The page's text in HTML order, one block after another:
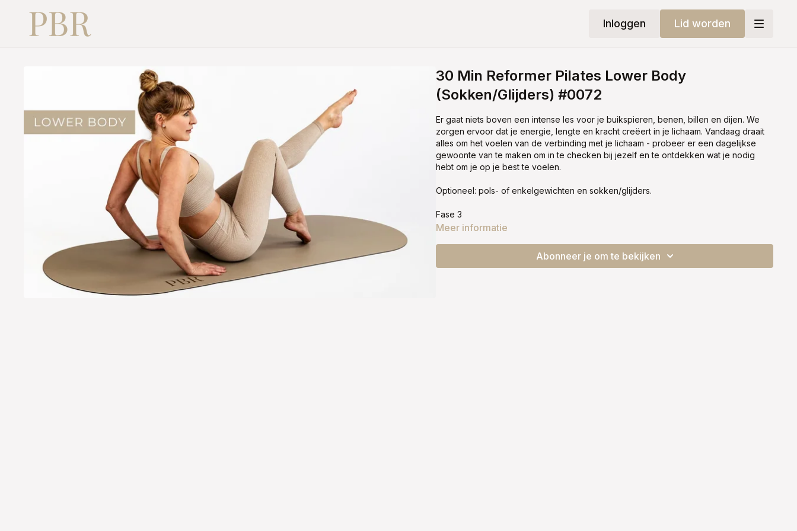
Inloggen Lid worden
30 Min Reformer Pilates Lower Body
(Sokken/Glijders) #0072
Er gaat niets boven een intense les voor je buikspieren, benen, billen en dijen. We
zorgen ervoor dat je energie, lengte en kracht creëert in je lichaam. Vandaag draait
alles om het voelen van de verbinding met je lichaam - probeer er een dagelijkse
gewoonte van te maken om in te checken bij jezelf en te ontdekken wat je nodig
hebt om je op je best te voelen.
Optioneel: pols- of enkelgewichten en sokken/glijders.
Fase 3
Meer informatie
Abonneer je om te bekijken